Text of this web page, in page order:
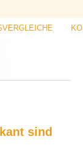
sind